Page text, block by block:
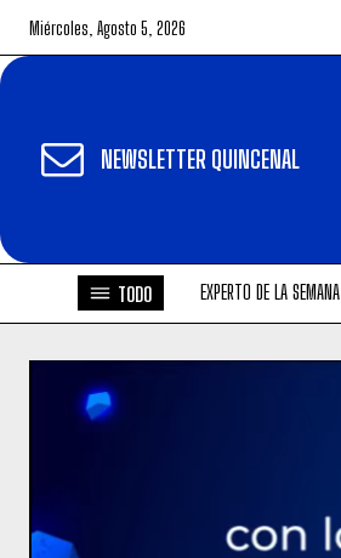
Miércoles, Agosto 5, 2026
NEWSLETTER QUINCENAL
TODO EXPERTO DE LA SEMANA